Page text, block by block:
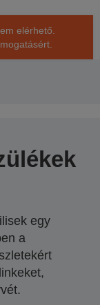
elérhető.
egy
a